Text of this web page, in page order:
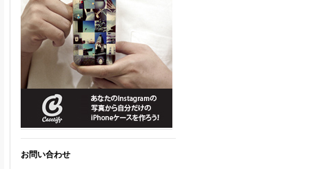
お問い合わせ